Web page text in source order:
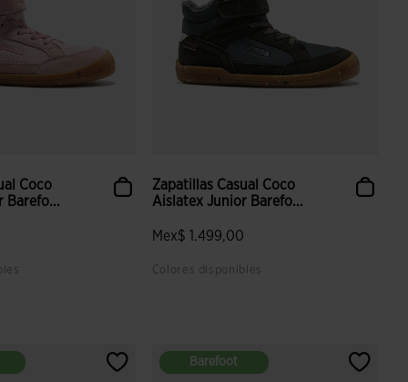
Coco
Barefo...
Zapatillas Casual Coco
Aislatex Junior Barefo...
Mex$ 1.499,00
Colores disponibles
Barefoot
Barefoot